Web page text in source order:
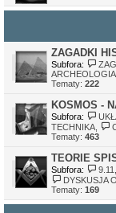
ZAGADKI
Subfora:
Tematy: 222
KOSMOS -
Subfora:
TECHNIKA
Tematy: 463
TEORIE
Subfora:
DYSKUSJA
Tematy: 169